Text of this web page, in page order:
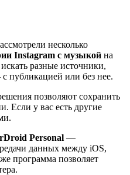
несколько
Instagram с музыкой на
разные источники,
публикацией или без нее.
позволяют сохранить
Если у вас есть другие
Personal —
данных между iOS,
программа позволяет